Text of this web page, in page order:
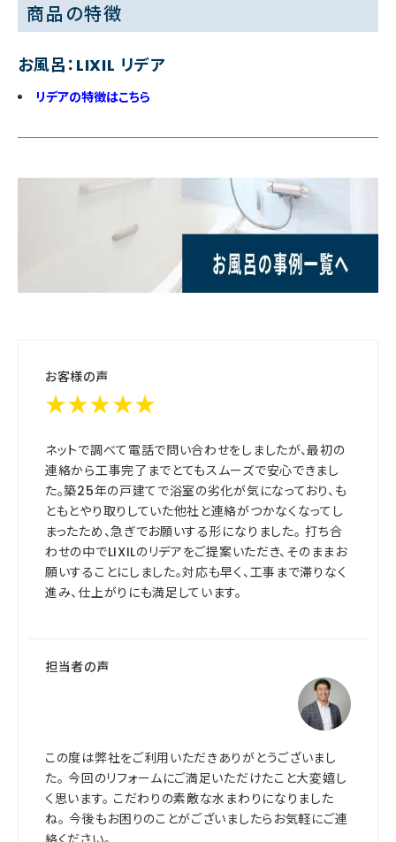
商品の特徴
お風呂：LIXIL リデア
リデアの特徴はこちら
お客様の声
★★★★★
ネットで調べて電話で問い合わせをしましたが、最初の
連絡から工事完了までとてもスムーズで安心できまし
た。築25年の戸建てで浴室の劣化が気になっており、も
ともとやり取りしていた他社と連絡がつかなくなってし
まったため、急ぎでお願いする形になりました。 打ち合
わせの中でLIXILのリデアをご提案いただき、そのままお
願いすることにしました。対応も早く、工事まで滞りなく
進み、仕上がりにも満足しています。
担当者の声
この度は弊社をご利用いただきありがとうございまし
た。 今回のリフォームにご満足いただけたこと大変嬉し
く思います。 こだわりの素敵な水まわりになりました
ね。 今後もお困りのことがございましたらお気軽にご連